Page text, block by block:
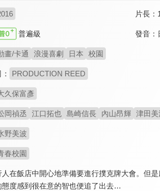
片長：
普遍級 發音：
畫/卡通 浪漫喜劇 日本 校園
PRODUCTION REED
久保富彥
岡禎丞 江口拓也 島崎信長 內山昂輝 津田美
野美波
春校園
人在飯店中開心地準備要進行撲克牌大會。但
態度感到很在意的智也便追了出去…